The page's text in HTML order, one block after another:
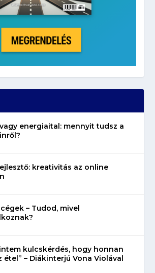
energiaital: mennyit tudsz a
kreativitás az online
– Tudod, mivel
kulcskérdés, hogy honnan
étel” – Diákinterjú Vona Violával